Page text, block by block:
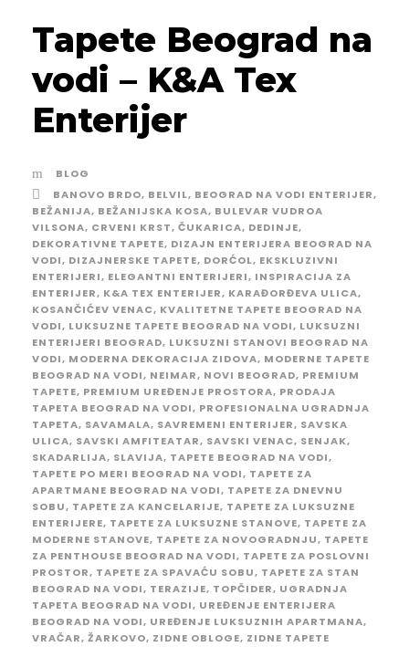
Tapete Beograd na
vodi – K&A Tex
Enterijer
BLOG
BANOVO BRDO, BELVIL, BEOGRAD NA VODI ENTERIJER,
BEŽANIJA, BEŽANIJSKA KOSA, BULEVAR VUDROA
VILSONA, CRVENI KRST, ČUKARICA, DEDINJE,
DEKORATIVNE TAPETE, DIZAJN ENTERIJERA BEOGRAD NA
VODI, DIZAJNERSKE TAPETE, DORĆOL, EKSKLUZIVNI
ENTERIJERI, ELEGANTNI ENTERIJERI, INSPIRACIJA ZA
ENTERIJER, K&A TEX ENTERIJER, KARAĐORĐEVA ULICA,
KOSANČIĆEV VENAC, KVALITETNE TAPETE BEOGRAD NA
VODI, LUKSUZNE TAPETE BEOGRAD NA VODI, LUKSUZNI
ENTERIJERI BEOGRAD, LUKSUZNI STANOVI BEOGRAD NA
VODI, MODERNA DEKORACIJA ZIDOVA, MODERNE TAPETE
BEOGRAD NA VODI, NEIMAR, NOVI BEOGRAD, PREMIUM
TAPETE, PREMIUM UREĐENJE PROSTORA, PRODAJA
TAPETA BEOGRAD NA VODI, PROFESIONALNA UGRADNJA
TAPETA, SAVAMALA, SAVREMENI ENTERIJER, SAVSKA
ULICA, SAVSKI AMFITEATAR, SAVSKI VENAC, SENJAK,
SKADARLIJA, SLAVIJA, TAPETE BEOGRAD NA VODI,
TAPETE PO MERI BEOGRAD NA VODI, TAPETE ZA
APARTMANE BEOGRAD NA VODI, TAPETE ZA DNEVNU
SOBU, TAPETE ZA KANCELARIJE, TAPETE ZA LUKSUZNE
ENTERIJERE, TAPETE ZA LUKSUZNE STANOVE, TAPETE ZA
MODERNE STANOVE, TAPETE ZA NOVOGRADNJU, TAPETE
ZA PENTHOUSE BEOGRAD NA VODI, TAPETE ZA POSLOVNI
PROSTOR, TAPETE ZA SPAVAĆU SOBU, TAPETE ZA STAN
BEOGRAD NA VODI, TERAZIJE, TOPČIDER, UGRADNJA
TAPETA BEOGRAD NA VODI, UREĐENJE ENTERIJERA
BEOGRAD NA VODI, UREĐENJE LUKSUZNIH APARTMANA,
VRAČAR, ŽARKOVO, ZIDNE OBLOGE, ZIDNE TAPETE